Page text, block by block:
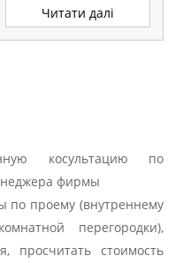
Читати далі
косультацию по
фирмы
по проему (внутреннему
перегородки),
просчитать стоимость